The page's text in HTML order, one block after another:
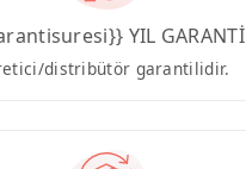
YIL GARANTİ
distribütör garantilidir.